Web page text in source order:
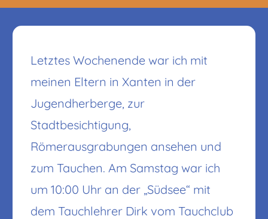
Letztes Wochenende war ich mit
meinen Eltern in Xanten in der
Jugendherberge, zur
Stadtbesichtigung,
Römerausgrabungen ansehen und
zum Tauchen. Am Samstag war ich
um 10:00 Uhr an der „Südsee“ mit
dem Tauchlehrer Dirk vom Tauchclub